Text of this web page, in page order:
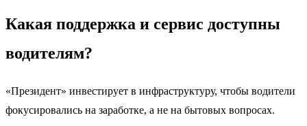
Какая поддержка и сервис доступны
водителям?
«Президент» инвестирует в инфраструктуру, чтобы водители
фокусировались на заработке, а не на бытовых вопросах.